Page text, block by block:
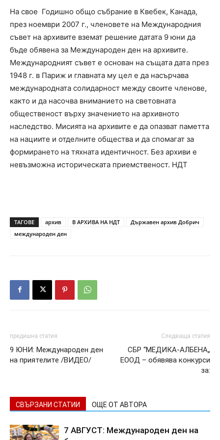
На свое Годишно общо събрание в Квебек, Канада,
през ноември 2007 г., членовете на Международния
съвет на архивите вземат решение датата 9 юни да
бъде обявена за Международен ден на архивите.
Международният съвет е основан на същата дата през
1948 г. в Париж и главната му цел е да насърчава
международната солидарност между своите членове,
както и да насочва вниманието на световната
общественост върху значението на архивното
наследство. Мисията на архивите е да опазват паметта
на нациите и отделните общества и да спомагат за
формирането на тяхната идентичност. Без архиви е
невъзможна историческата приемственост. НДТ
ТАГОВЕ архив В АРХИВА НА НДТ
Държавен архив Добрич
международен ден
предишна статия
9 ЮНИ: Международен ден
на приятелите /ВИДЕО/
Следваща статия
СБР “МЕДИКА-АЛБЕНА„
ЕООД – обявява конкурси
за:
СВЪРЗАНИ СТАТИИ ОЩЕ ОТ АВТОРА
7 АВГУСТ: Международен ден на